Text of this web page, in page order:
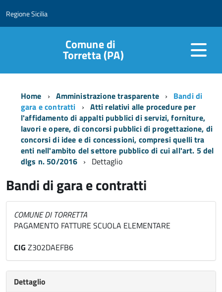
Regione Sicilia
Comune di
Torretta (PA)
Home Amministrazione trasparente
Bandi di
gara e contratti
Atti relativi alle procedure per
l'affidamento di appalti pubblici di servizi, forniture,
lavori e opere, di concorsi pubblici di progettazione, di
concorsi di idee e di concessioni, compresi quelli tra
enti nell'ambito del settore pubblico di cui all'art. 5 del
dlgs n. 50/2016
Dettaglio
Bandi di gara e contratti
COMUNE DI TORRETTA
PAGAMENTO FATTURE SCUOLA ELEMENTARE
CIG Z302DAEFB6
Dettaglio